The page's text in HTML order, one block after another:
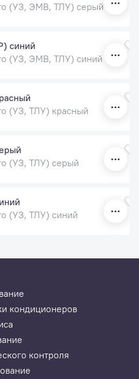
(УЗ, ЭМВ, ТЛУ) серый
синий
(УЗ, ЭМВ, ТЛУ) синий
(УЗ, ТЛУ) красный
(УЗ, ТЛУ) серый
(УЗ, ТЛУ) синий
кондиционеров
контроля